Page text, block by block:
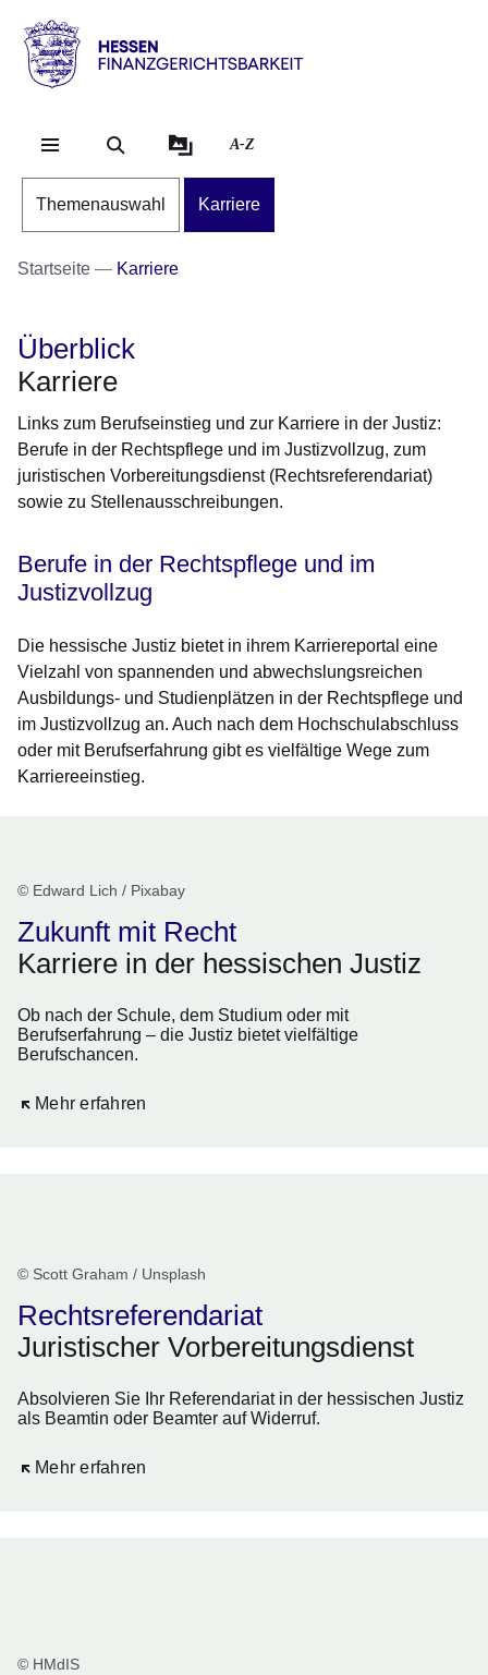
Direkt zum Kopf der
Direkt zum Inhalt
Direkt zum Fuß der
Hessen
Finanzgerichtsbarkeit
A-Z
Themenauswahl Karriere
Startseite Karriere
Überblick
Karriere
Links zum Berufseinstieg und zur Karriere in der Justiz:
Berufe in der Rechtspflege und im Justizvollzug, zum
juristischen Vorbereitungsdienst (Rechtsreferendariat)
sowie zu Stellenausschreibungen.
Berufe in der Rechtspflege und im
Justizvollzug
Die hessische Justiz bietet in ihrem Karriereportal eine
Vielzahl von spannenden und abwechslungsreichen
Ausbildungs- und Studienplätzen in der Rechtspflege und
im Justizvollzug an. Auch nach dem Hochschulabschluss
oder mit Berufserfahrung gibt es vielfältige Wege zum
Karriereeinstieg.
© Edward Lich / Pixabay
Zukunft mit Recht
Karriere in der hessischen Justiz
Ob nach der Schule, dem Studium oder mit
Berufserfahrung – die Justiz bietet vielfältige
Berufschancen.
Mehr erfahren
Öffnet sich in einem neuen Fenster
© Scott Graham / Unsplash
Rechtsreferendariat
Juristischer Vorbereitungsdienst
Absolvieren Sie Ihr Referendariat in der hessischen Justiz
als Beamtin oder Beamter auf Widerruf.
Mehr erfahren
Öffnet sich in einem neuen Fenster
© HMdIS